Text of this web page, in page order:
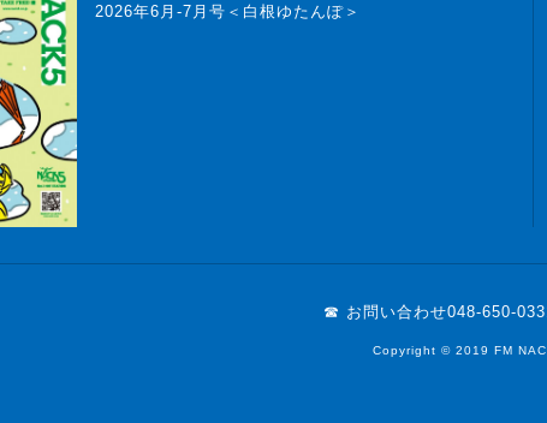
2026年6月-7月号＜白根ゆたんぽ＞
☎ お問い合わせ048-650-
Copyright © 2019 FM